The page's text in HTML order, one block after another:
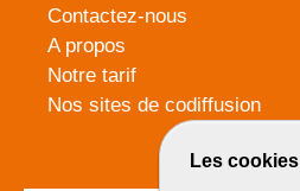
Les
Contactez-nous
A propos
Notre tarif
Nos sites de codiffusion